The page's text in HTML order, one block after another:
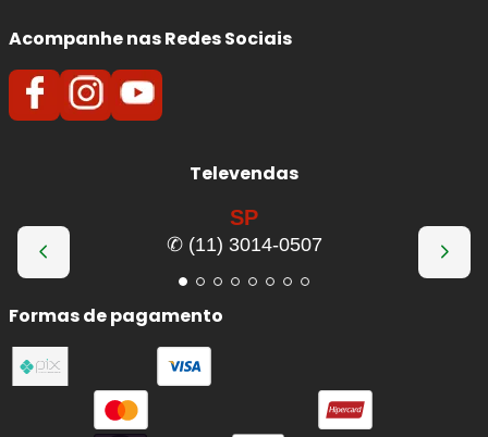
Acompanhe nas Redes Sociais
Televendas
SP
✆ (11) 3014-0507
Formas de pagamento